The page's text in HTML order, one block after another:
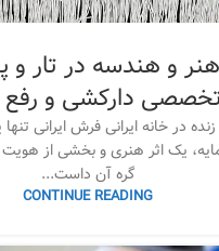
و هندسه در تار
دارکشی و
در خانه ایرانی فرش ایرانی
یک اثر هنری و بخشی از
گره آن داست...
CONTINUE READING